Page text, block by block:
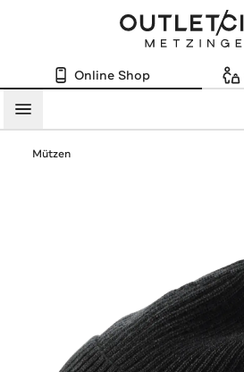
Online Shop
Menü
Mützen